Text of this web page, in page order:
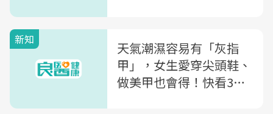
新知
天氣潮濕容易有「灰指
甲」，女生愛穿尖頭鞋、
做美甲也會得！快看3症